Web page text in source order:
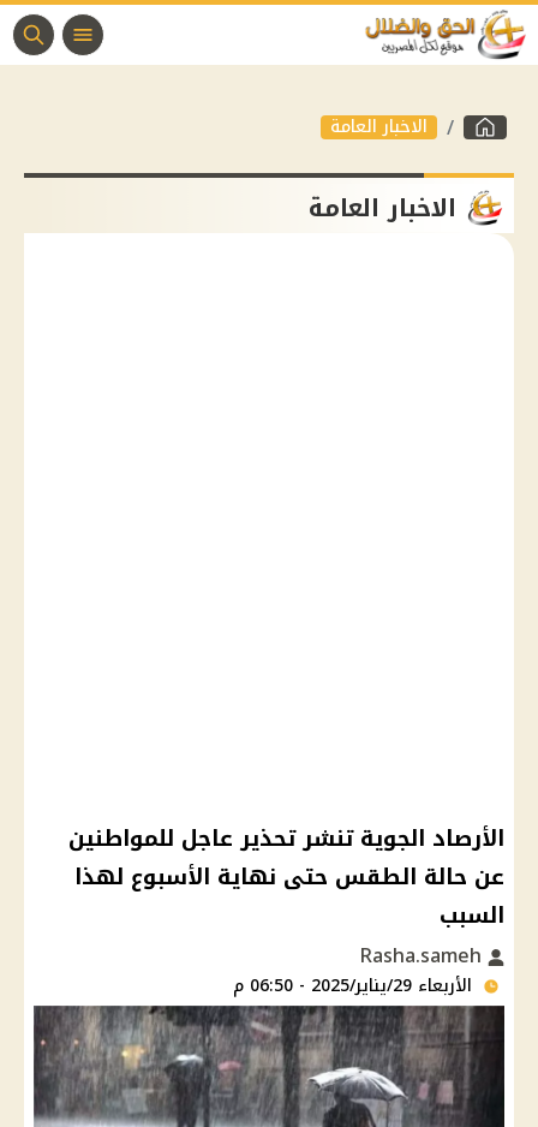
الاخبار العامة
الاخبار العامة
الأرصاد الجوية تنشر تحذير عاجل للمواطنين
عن حالة الطقس حتى نهاية الأسبوع لهذا
السبب
الأربعاء 29/يناير/2025 - 06:50 م